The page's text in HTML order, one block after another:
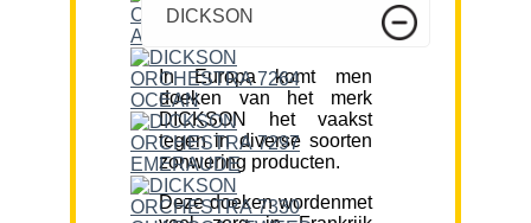
DICKSON
In Europa komt men
doeken van het merk
DICKSON het vaakst
tegen in diverse soorten
zonwering producten.
Deze doeken wordenmet